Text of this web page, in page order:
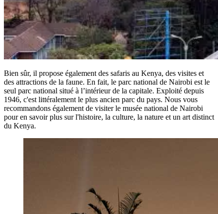
Bien sûr, il propose également des safaris au Kenya, des visites et
des attractions de la faune. En fait, le parc national de Nairobi est le
seul parc national situé à l’intérieur de la capitale. Exploité depuis
1946, c'est littéralement le plus ancien parc du pays. Nous vous
recommandons également de visiter le musée national de Nairobi
pour en savoir plus sur l'histoire, la culture, la nature et un art distinct
du Kenya.